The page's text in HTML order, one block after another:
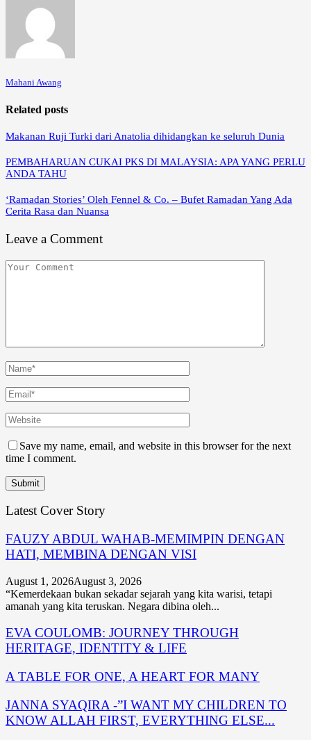
Mahani Awang
Related posts
Makanan Ruji Turki dari Anatolia dihidangkan ke seluruh Dunia
PEMBAHARUAN CUKAI PKS DI MALAYSIA: APA YANG PERLU
ANDA TAHU
‘Ramadan Stories’ Oleh Fennel & Co. – Bufet Ramadan Yang Ada
Cerita Rasa dan Nuansa
Leave a Comment
Save my name, email, and website in this browser for the next
time I comment.
Latest Cover Story
FAUZY ABDUL WAHAB-MEMIMPIN DENGAN
HATI, MEMBINA DENGAN VISI
August 1, 2026August 3, 2026
“Kemerdekaan bukan sekadar sejarah yang kita warisi, tetapi
amanah yang kita teruskan. Negara dibina oleh...
EVA COULOMB: JOURNEY THROUGH
HERITAGE, IDENTITY & LIFE
A TABLE FOR ONE, A HEART FOR MANY
JANNA SYAQIRA -”I WANT MY CHILDREN TO
KNOW ALLAH FIRST, EVERYTHING ELSE...